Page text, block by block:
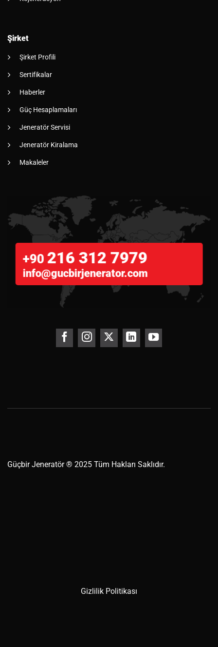
Şirket
Şirket Profili
Sertifikalar
Haberler
Güç Hesaplamaları
Jeneratör Servisi
Jeneratör Kiralama
Makaleler
+90 216 312 7979
info@gucbirjenerator.com
GüçbirJeneratör® 2025 Tüm Hakları Saklıdır.
Gizlilik Politikası